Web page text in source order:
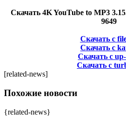
Скачать 4K YouTube to MP3
9649
Скачать с
Скачать с
Скачать с
Скачать с
[related-news]
Похожие новости
{related-news}